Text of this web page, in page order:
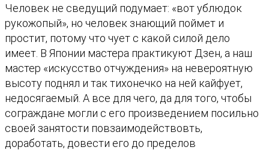
Человек не сведущий подумает: «вот ублюдок
рукожопый», но человек знающий поймет и
простит, потому что чует с какой силой дело
имеет. В Японии мастера практикуют Дзен, а наш
мастер «искусство отчуждения» на невероятную
высоту поднял и так тихонечко на ней кайфует,
недосягаемый. А все для чего, да для того, чтобы
сограждане могли с его произведением посильно
своей занятости повзаимодействовть,
доработать, довести его до пределов